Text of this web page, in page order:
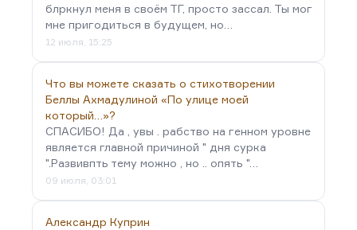
блркнул меня в своём ТГ, просто зассал. Ты мог
мне пригодиться в будущем, но…
12 июля, 15:25
Что вы можете сказать о стихотворении
Беллы Ахмадулиной «По улице моей
который…»?
СПАСИБО! Да , увы . рабство на генном уровне
является главной причиной " дня сурка
".Развивпть тему можно , но .. опять "…
09 июля, 03:01
Александр Куприн